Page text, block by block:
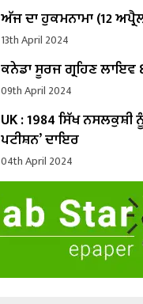
ਅੱਜ ਦਾ ਹੁਕਮਨਾਮਾ (12
13th April 2024
ਕਨੇਡਾ ਸੂਰਜ ਗ੍ਰਹਿਣ ਲਾਇਵ
09th April 2024
UK : 1984 ਸਿੱਖ ਨਸਲਕੁਸ਼ੀ
ਪਟੀਸ਼ਨ’ ਦਾਇਰ
04th April 2024